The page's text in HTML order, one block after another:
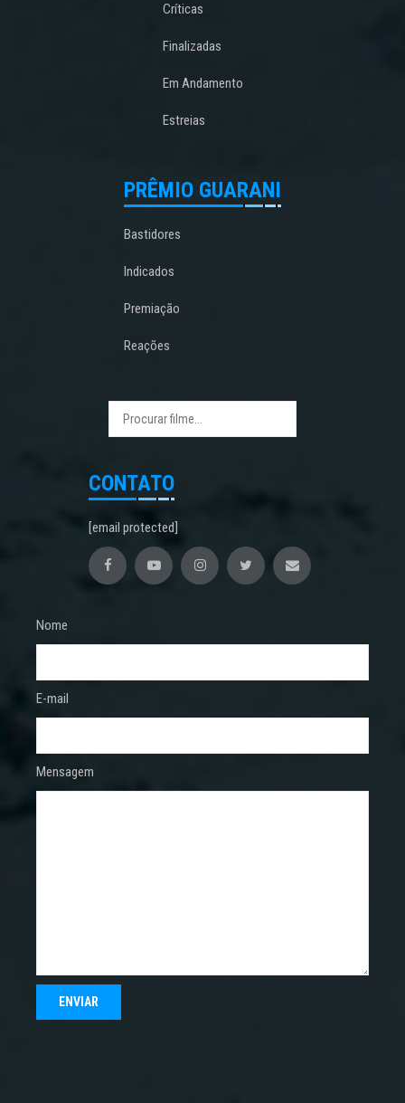
Críticas
Finalizadas
Em Andamento
Estreias
PRÊMIO GUARANI
Bastidores
Indicados
Premiação
Reações
CONTATO
[email protected]
Nome
E-mail
Mensagem